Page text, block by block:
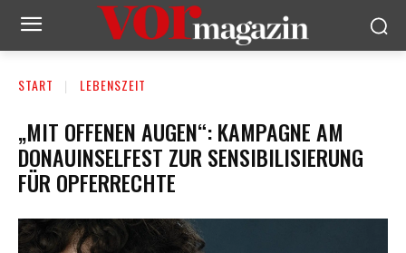
START LEBENSZEIT
„MIT OFFENEN AUGEN“: KAMPAGNE AM
DONAUINSELFEST ZUR SENSIBILISIERUNG
FÜR OPFERRECHTE